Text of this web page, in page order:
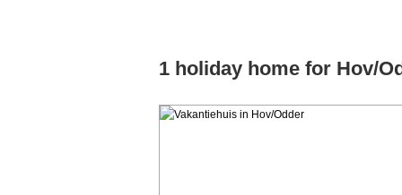
1 holiday home for Hov/